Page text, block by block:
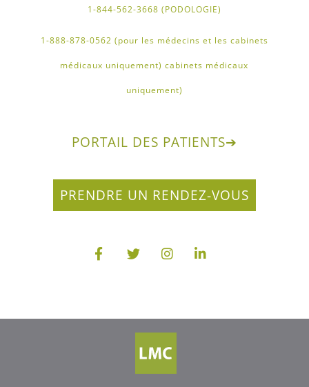
1-844-562-3668 (PODOLOGIE)
1-888-878-0562 (pour les médecins et les cabinets
médicaux uniquement) cabinets médicaux
uniquement)
PORTAIL DES PATIENTS➔
PRENDRE UN RENDEZ-VOUS